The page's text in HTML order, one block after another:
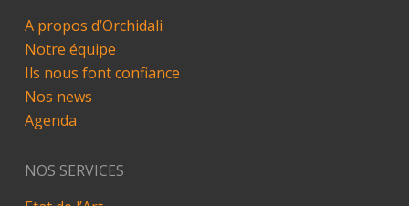
A propos d’Orchidali
Notre équipe
Ils nous font confiance
Nos news
Agenda
NOS SERVICES